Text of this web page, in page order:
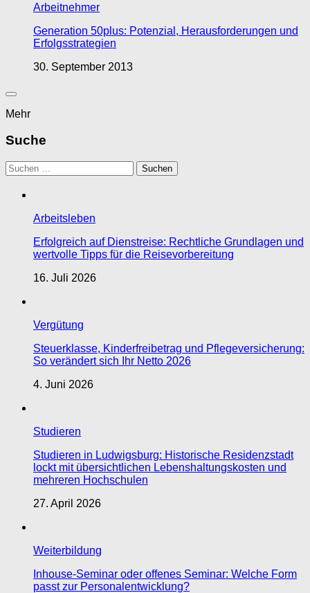
Arbeitnehmer
Generation 50plus: Potenzial, Herausforderungen und
Erfolgsstrategien
30. September 2013
Mehr
Suche
Suchen
nach:
Arbeitsleben
Erfolgreich auf Dienstreise: Rechtliche Grundlagen und
wertvolle Tipps für die Reisevorbereitung
16. Juli 2026
Vergütung
Steuerklasse, Kinderfreibetrag und Pflegeversicherung:
So verändert sich Ihr Netto 2026
4. Juni 2026
Studieren
Studieren in Ludwigsburg: Historische Residenzstadt
lockt mit übersichtlichen Lebenshaltungskosten und
mehreren Hochschulen
27. April 2026
Weiterbildung
Inhouse-Seminar oder offenes Seminar: Welche Form
passt zur Personalentwicklung?